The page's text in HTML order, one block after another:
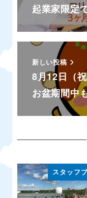
起業家限定
新しい投稿
8月12日（
お盆期間中
スタッフ